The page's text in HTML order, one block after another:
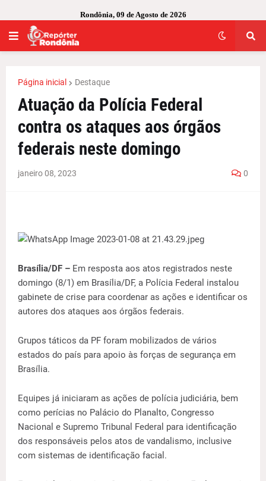
Rondônia, 09 de Agosto de 2026
Página inicial Destaque
Atuação da Polícia Federal
contra os ataques aos órgãos
federais neste domingo
janeiro 08, 2023 0
Brasília/DF – Em resposta aos atos registrados neste
domingo (8/1) em Brasília/DF, a Polícia Federal instalou
gabinete de crise para coordenar as ações e identificar os
autores dos ataques aos órgãos federais.
Grupos táticos da PF foram mobilizados de vários
estados do país para apoio às forças de segurança em
Brasília.
Equipes já iniciaram as ações de polícia judiciária, bem
como perícias no Palácio do Planalto, Congresso
Nacional e Supremo Tribunal Federal para identificação
dos responsáveis pelos atos de vandalismo, inclusive
com sistemas de identificação facial.